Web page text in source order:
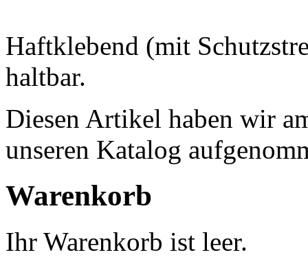
Haftklebend (mit
haltbar.
Diesen Artikel haben wir
unseren Katalog
Warenkorb
Ihr Warenkorb ist leer.